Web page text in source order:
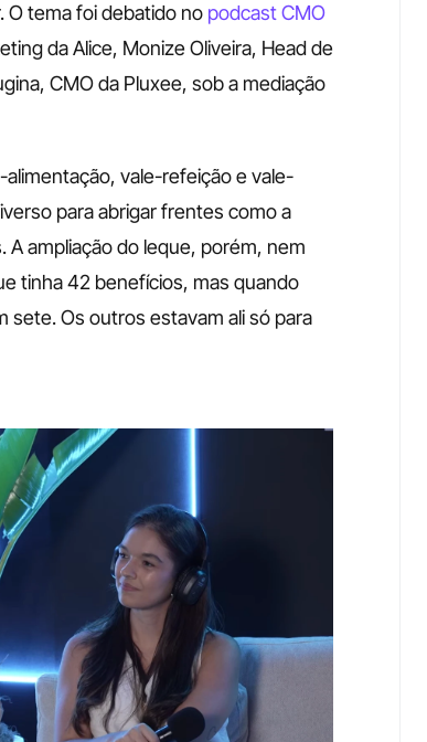
tema foi debatido no podcast CMO
da Alice, Monize Oliveira, Head de
CMO da Pluxee, sob a mediação
vale-refeição e vale-
para abrigar frentes como a
ampliação do leque, porém, nem
tinha 42 benefícios, mas quando
Os outros estavam ali só para